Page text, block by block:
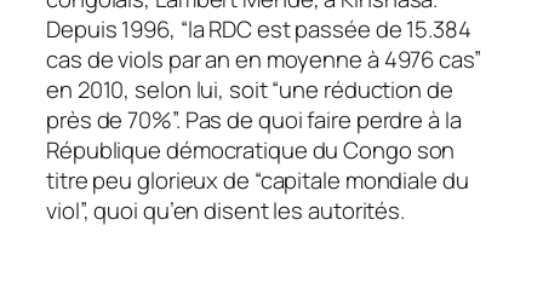
Depuis 1996, “la RDC est passée de 15.384
cas de viols par an en moyenne à 4976 cas”
en 2010, selon lui, soit “une réduction de
près de 70%”. Pas de quoi faire perdre à la
République démocratique du Congo son
titre peu glorieux de “capitale mondiale du
viol”, quoi qu’en disent les autorités.